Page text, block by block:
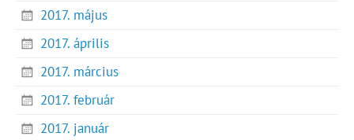
2017. május
2017. április
2017. március
2017. február
2017. január